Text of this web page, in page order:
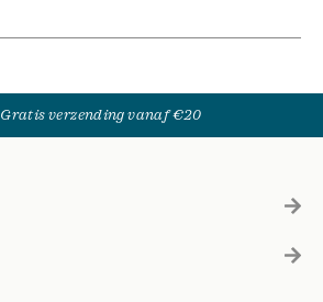
Gratis verzending vanaf €20